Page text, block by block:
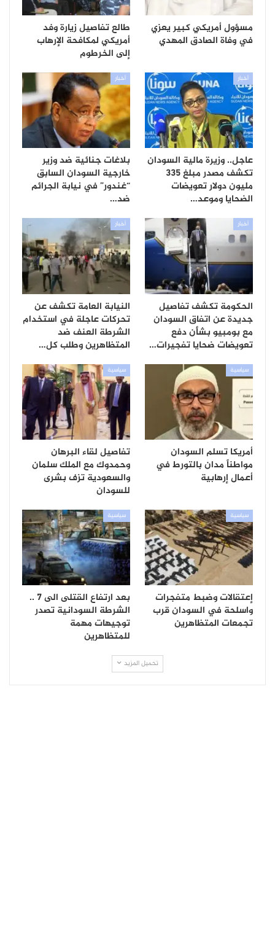
مسؤول أمريكي كبير يعزي
في وفاة الصادق المهدي
طالع تفاصيل زيارة وفد
أمريكي لمكافحة الإرهاب
إلى الخرطوم
أخبار
عاجل.. وزيرة مالية السودان
تكشف مصدر مبلغ 335
مليون دولار تعويضات
الضحايا وموعد…
أخبار
بلاغات جنائية ضد وزير
خارجية السودان السابق
“غندور” في نيابة الجرائم
ضد…
أخبار
الحكومة تكشف تفاصيل
جديدة عن اتفاق السودان
مع بومبيو بشأن دفع
تعويضات ضحايا تفجيرات…
أخبار
النيابة العامة تكشف عن
تحركات عاجلة في استخدام
الشرطة العنف ضد
المتظاهرين وطلب كل…
سياسية
أمريكا تسلم السودان
مواطناً مدان بالتورط في
أعمال إرهابية
سياسية
تفاصيل لقاء البرهان
وحمدوك مع الملك سلمان
والسعودية تزف بشرى
للسودان
سياسية
إعتقالات وضبط متفجرات
واسلحة في السودان قرب
تجمعات المتظاهرين
سياسية
بعد ارتفاع القتلى الى 7 ..
الشرطة السودانية تصدر
توجيهات مهمة
للمتظاهرين
تحميل المزيد